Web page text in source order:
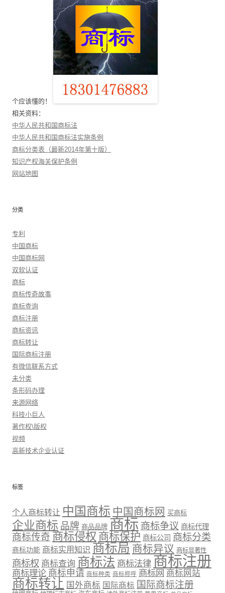
个应该懂的！
相关资料：
中华人民共和国商标法
中华人民共和国商标法实施条例
商标分类表（最新2014年第十版）
知识产权海关保护条例
网站地图
分类
专利
中国商标
中国商标网
双软认证
商标
商标传奇故事
商标查询
商标注册
商标资讯
商标转让
国际商标注册
有微信联系方式
未分类
条形码办理
来源网络
科技小巨人
著作权\版权
视频
高新技术企业认证
标签
个人商标转让 中国商标 中国商标网 买商标
企业商标 品牌 商品品牌 商标 商标争议 商标代理
商标传奇 商标侵权 商标保护 商标公司 商标分类
商标功能 商标实用知识 商标局 商标异议 商标显著性
商标权 商标查询 商标法 商标法律 商标注册
商标理论 商标申请 商标种类 商标称呼 商标网 商标网站
商标转让 国外商标 国际商标 国际商标注册